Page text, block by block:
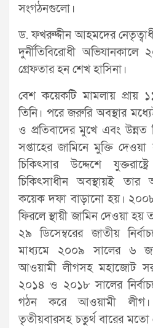
সংগঠনগুলো।
ড. ফখরুদ্দীন আহমদের
দুর্নীতিবিরোধী
গ্রেফতার হন শেখ হাসিনা।
বেশ কয়েকটি মামলায় প্রায়
তিনি। পরে জরুরি অবস্থার
ও প্রতিবাদের মুখে এবং
সপ্তাহের জামিনে মুক্তি
চিকিৎসার উদ্দেশে
চিকিৎসাধীন অবস্থায়ই তার
কয়েক দফা বাড়ানো হয়।
ফিরলে স্থায়ী জামিন দেওয়া
২৯ ডিসেম্বরের জাতীয়
মাধ্যমে ২০০৯ সালের ৬
আওয়ামী লীগসহ মহাজোট
২০১৪ ও ২০১৮ সালের
গঠন করে আওয়ামী লীগ।
তৃতীয়বারসহ চতুর্থ বারের মতো